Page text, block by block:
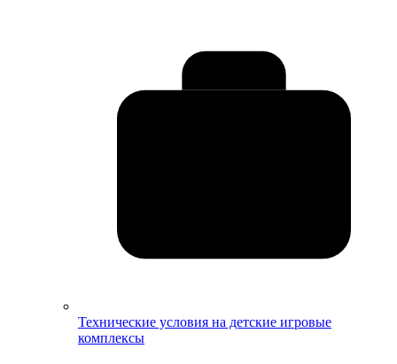
Технические условия на детские игровые
комплексы